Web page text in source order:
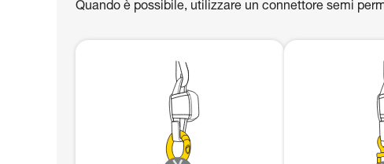
Quando è possibile, utilizzare un connettore semi